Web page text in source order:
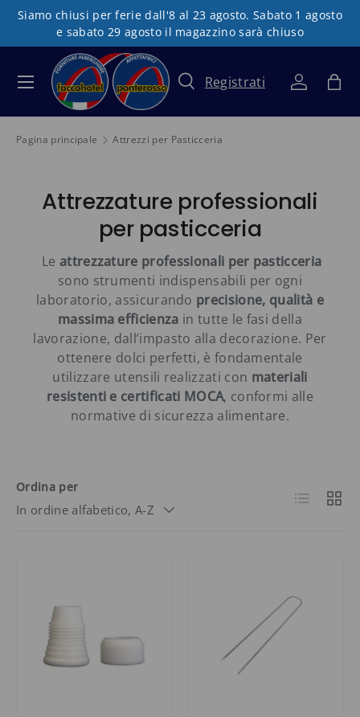
Passa ai contenuti
Siamo chiusi per ferie dall'8 al 23 agosto. Sabato 1 agosto
e sabato 29 agosto il magazzino sarà chiuso
Cerca
Tipo prodotto
CercaRegistrati Accedi
Menu
Pagina principale Attrezzi per Pasticceria
Attrezzature professionali
per pasticceria
Le attrezzature professionali per pasticceria
sono strumenti indispensabili per ogni
laboratorio, assicurando precisione, qualità e
massima efficienza in tutte le fasi della
lavorazione, dall’impasto alla decorazione. Per
ottenere dolci perfetti, è fondamentale
utilizzare utensili realizzati con materiali
resistenti e certificati MOCA, conformi alle
normative di sicurezza alimentare.
Ordina per
In ordine alfabetico, A-Z
Elenco